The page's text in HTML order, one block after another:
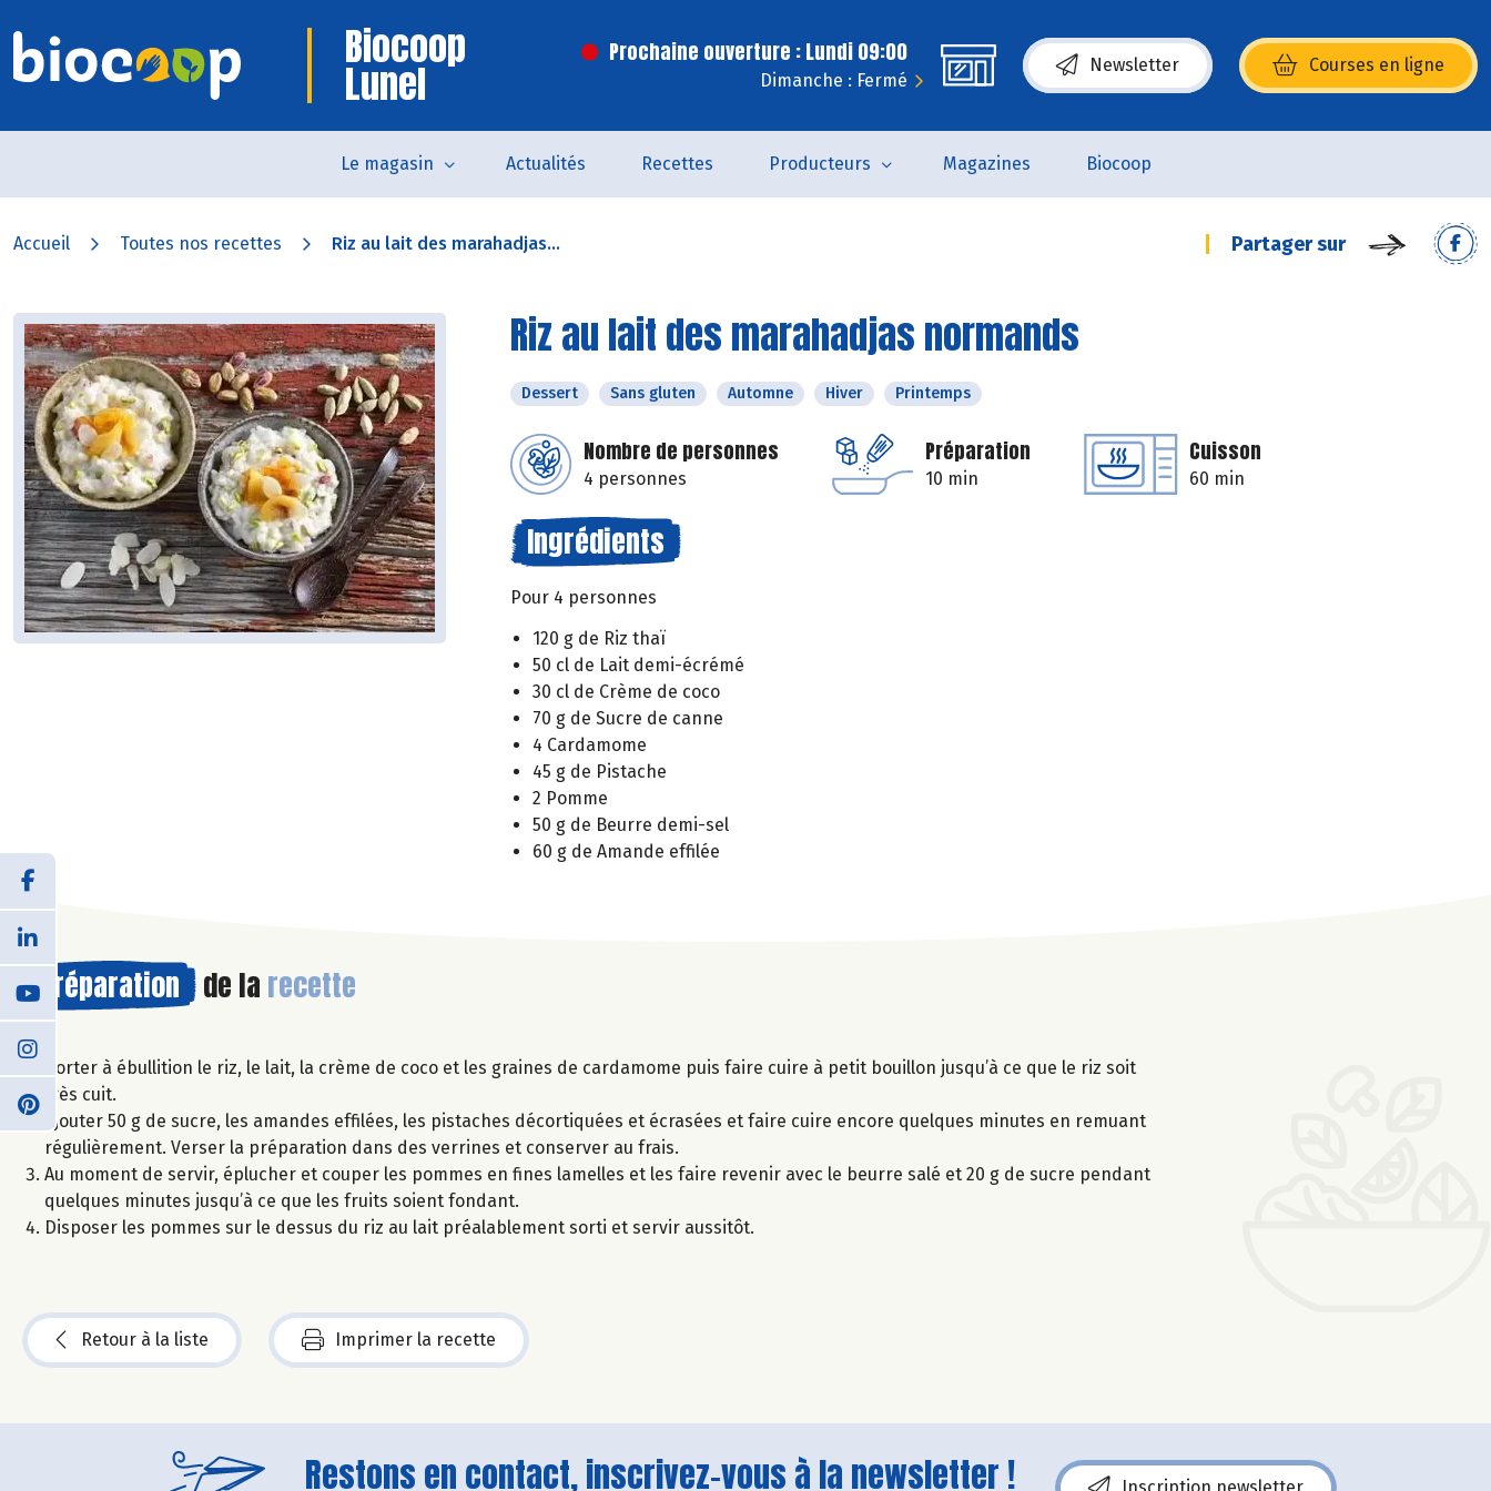
Biocoop
Lunel
Prochaine ouverture : Lundi 09:00
Dimanche : Fermé
Newsletter Courses en ligne
(s’ouvre dans une nouvelle fenêtre)
Le magasin Actualités Recettes Producteurs Magazines Biocoop
Accueil Toutes nos recettes Riz au lait des marahadjas... Partager sur
Riz au lait des marahadjas normands
Dessert Sans gluten Automne Hiver Printemps
Nombre de personnes
4 personnes
Préparation
10 min
Cuisson
60 min
Ingrédients
Pour 4 personnes
120 g de Riz thaï
50 cl de Lait demi-écrémé
30 cl de Crème de coco
70 g de Sucre de canne
4 Cardamome
45 g de Pistache
2 Pomme
50 g de Beurre demi-sel
60 g de Amande effilée
Préparation de la recette
Porter à ébullition le riz, le lait, la crème de coco et les graines de cardamome puis faire cuire à petit bouillon jusqu’à ce que le riz soit
très cuit.
Ajouter 50 g de sucre, les amandes effilées, les pistaches décortiquées et écrasées et faire cuire encore quelques minutes en remuant
régulièrement. Verser la préparation dans des verrines et conserver au frais.
Au moment de servir, éplucher et couper les pommes en fines lamelles et les faire revenir avec le beurre salé et 20 g de sucre pendant
quelques minutes jusqu’à ce que les fruits soient fondant.
Disposer les pommes sur le dessus du riz au lait préalablement sorti et servir aussitôt.
Retour à la liste Imprimer la recette
Restons en contact, inscrivez-vous à la newsletter !